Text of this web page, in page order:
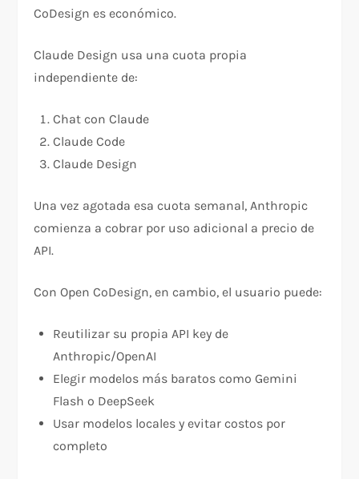
CoDesign es económico.
Claude Design usa una cuota propia
independiente de:
Chat con Claude
Claude Code
Claude Design
Una vez agotada esa cuota semanal, Anthropic
comienza a cobrar por uso adicional a precio de
API.
Con Open CoDesign, en cambio, el usuario puede:
Reutilizar su propia API key de
Anthropic/OpenAI
Elegir modelos más baratos como Gemini
Flash o DeepSeek
Usar modelos locales y evitar costos por
completo